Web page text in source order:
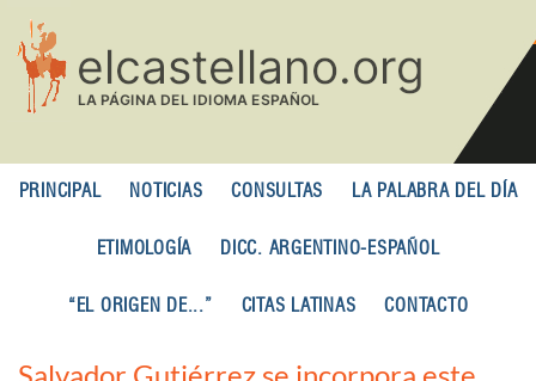
contenido
principal
PRINCIPAL NOTICIAS CONSULTAS LA PALABRA DEL DÍA
ETIMOLOGÍA DICC. ARGENTINO-ESPAÑOL
“EL ORIGEN DE...” CITAS LATINAS CONTACTO